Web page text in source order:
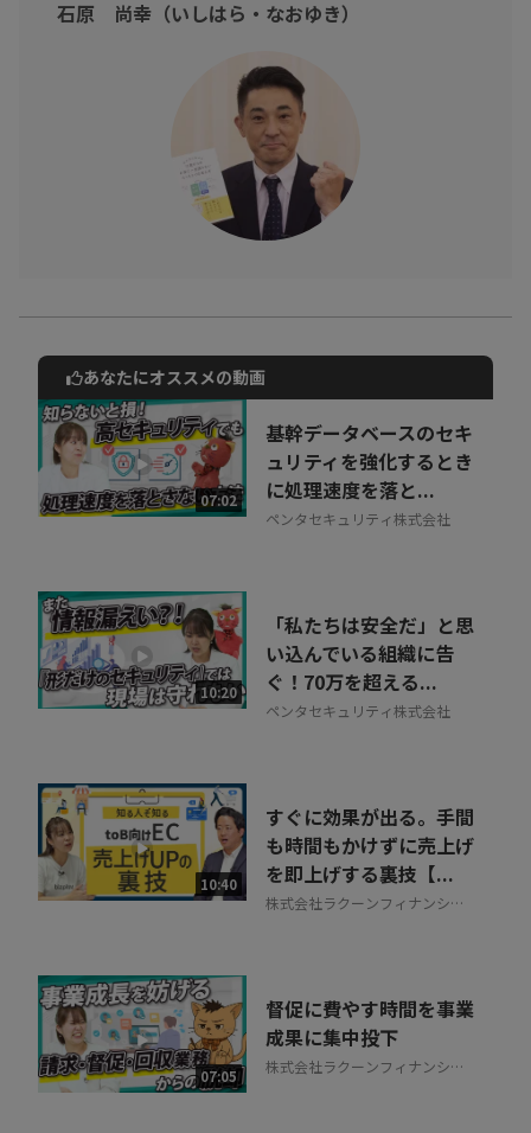
て、子供にもわかり、自分自身にも抜け出すヒントが学べます。
石原 尚幸（いしはら・なおゆき）
動画でご紹介しているサービスについて
お気軽にご相談・ご質問いただけます！
30秒でお申し込み可能
相談を希望する 無料
あなたにオススメの動画
07:02
基幹データベースのセキ
ュリティを強化するとき
に処理速度を落と...
ペンタセキュリティ株式会社
10:20
「私たちは安全だ」と思
い込んでいる組織に告
ぐ！70万を超える...
ペンタセキュリティ株式会社
10:40
すぐに効果が出る。手間
も時間もかけずに売上げ
を即上げする裏技【...
株式会社ラクーンフィナンシャ
07:05
督促に費やす時間を事業
成果に集中投下
株式会社ラクーンフィナンシャ